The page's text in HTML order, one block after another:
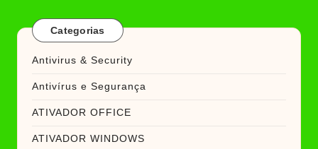
Categorias
Antivirus & Security
Antivírus e Segurança
ATIVADOR OFFICE
ATIVADOR WINDOWS